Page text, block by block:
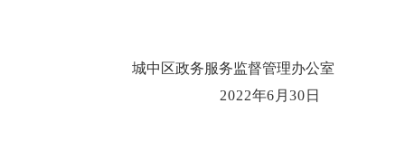
城中区政务服务监督管理办公室
2022年6 月 30 日